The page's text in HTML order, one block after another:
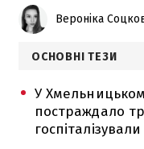
Вероніка
ОСНОВНІ ТЕЗИ
У
постраждало